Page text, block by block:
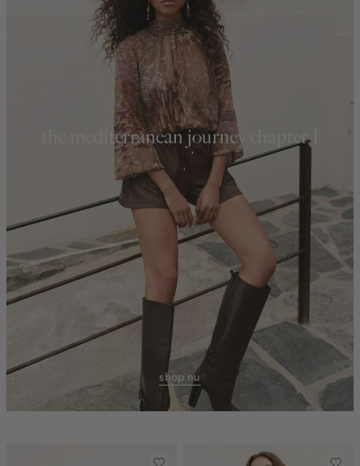
the mediterranean journey chapter 1
shop nu